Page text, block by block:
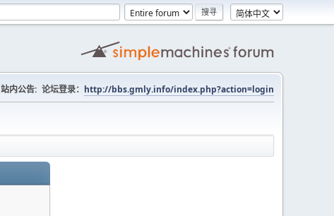
站内公告: 论坛登录： http://bbs.gmly.info/index.php?action=login